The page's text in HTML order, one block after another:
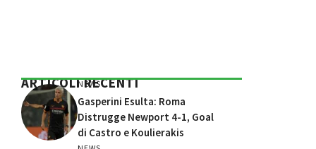
ARTICOLI RECENTI
NEWS
Gasperini Esulta: Roma
Distrugge Newport 4-1, Goal
di Castro e Koulierakis